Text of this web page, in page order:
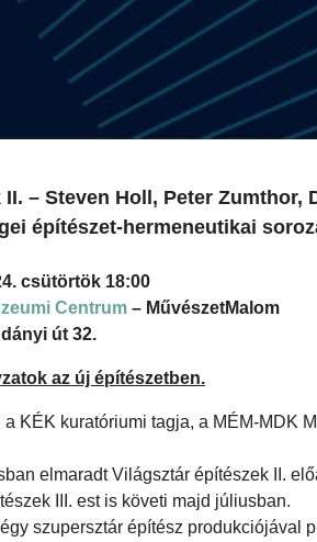
– Steven Holl, Peter
építészet-hermeneutikai
csütörtök 18:00
Centrum – MűvészetMalom
út 32.
az új építészetben.
KÉK kuratóriumi tagja, a MÉM-MDK
elmaradt Világsztár építészek II.
III. est is követi majd júliusban.
szupersztár építész produkciójával